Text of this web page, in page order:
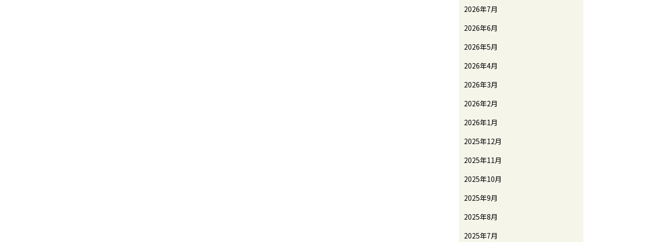
2026年7月
2026年6月
2026年5月
2026年4月
2026年3月
2026年2月
2026年1月
2025年12月
2025年11月
2025年10月
2025年9月
2025年8月
2025年7月